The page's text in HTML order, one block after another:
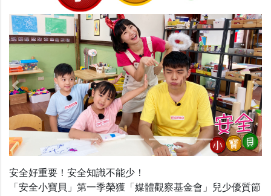
Previous
安全好重要！安全知識不能少！
「安全小寶貝」第一季榮獲「媒體觀察基金會」兒少優質節